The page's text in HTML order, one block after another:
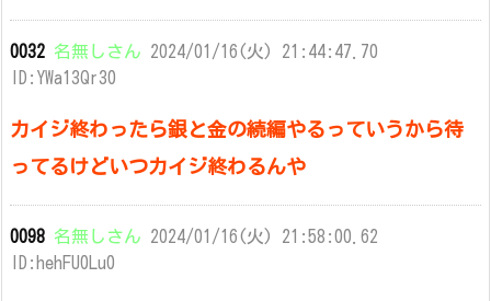
0032 名無しさん 2024/01/16(火) 21:44:47.70
ID:YWa13Qr30
カイジ終わったら銀と金の続編やるっていうから待
ってるけどいつカイジ終わるんや
0098 名無しさん 2024/01/16(火) 21:58:00.62
ID:hehFU0Lu0